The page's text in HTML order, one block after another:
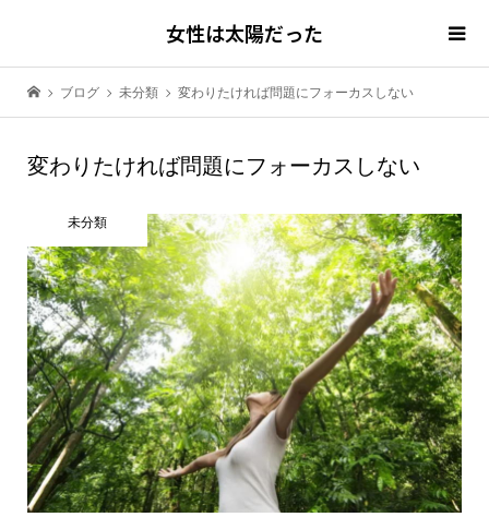
女性は太陽だった
ブログ 未分類 変わりたければ問題にフォーカスしない
変わりたければ問題にフォーカスしない
未分類